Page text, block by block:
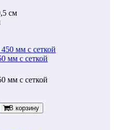
см
мм с сеткой
мм с сеткой
В корзину